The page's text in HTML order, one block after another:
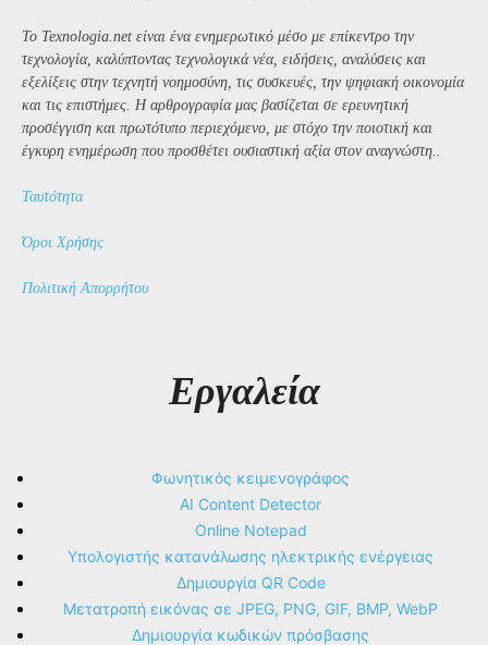
Το Texnologia.net είναι ένα ενημερωτικό μέσο με επίκεντρο την
τεχνολογία, καλύπτοντας τεχνολογικά νέα, ειδήσεις, αναλύσεις και
εξελίξεις στην τεχνητή νοημοσύνη, τις συσκευές, την ψηφιακή οικονομία
και τις επιστήμες. Η αρθρογραφία μας βασίζεται σε ερευνητική
προσέγγιση και πρωτότυπο περιεχόμενο, με στόχο την ποιοτική και
έγκυρη ενημέρωση που προσθέτει ουσιαστική αξία στον αναγνώστη..
Ταυτότητα
Όροι Χρήσης
Πολιτική Απορρήτου
Εργαλεία
Φωνητικός κειμενογράφος
AI Content Detector
Online Notepad
Υπολογιστής κατανάλωσης ηλεκτρικής ενέργειας
Δημιουργία QR Code
Μετατροπή εικόνας σε JPEG, PNG, GIF, BMP, WebP
Δημιουργία κωδικών πρόσβασης